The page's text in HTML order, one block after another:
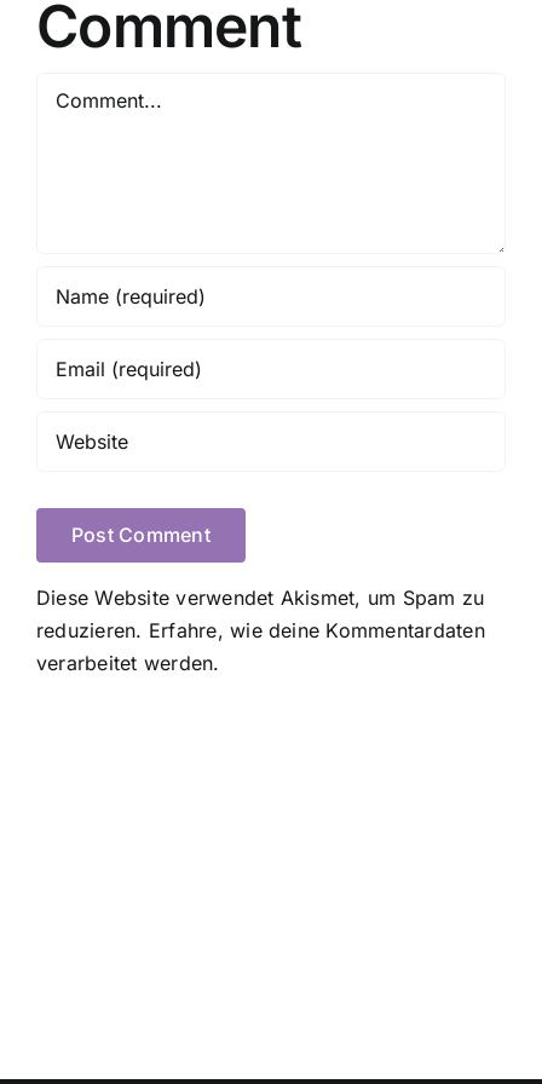
Jugendlichen
signifikant
Comment
Diese Website verwendet Akismet, um Spam zu
reduzieren. Erfahre, wie deine Kommentardaten
verarbeitet werden.